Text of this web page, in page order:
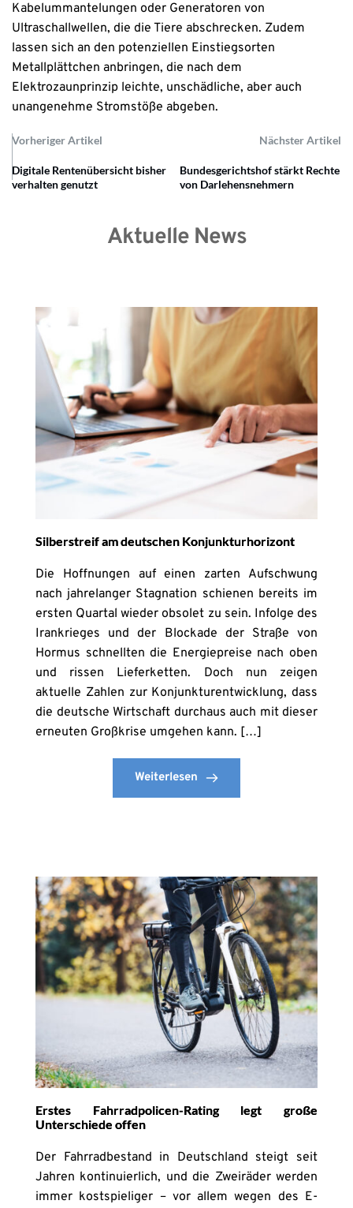
Kabelummantelungen oder Generatoren von
Ultraschallwellen, die die Tiere abschrecken. Zudem
lassen sich an den potenziellen Einstiegsorten
Metallplättchen anbringen, die nach dem
Elektrozaunprinzip leichte, unschädliche, aber auch
unangenehme Stromstöße abgeben.
Vorheriger Artikel Nächster Artikel
Digitale Rentenübersicht bisher
verhalten genutzt
Bundesgerichtshof stärkt Rechte
von Darlehensnehmern
Aktuelle News
Silberstreif am deutschen Konjunkturhorizont
Die Hoffnungen auf einen zarten Aufschwung
nach jahrelanger Stagnation schienen bereits im
ersten Quartal wieder obsolet zu sein. Infolge des
Irankrieges und der Blockade der Straße von
Hormus schnellten die Energiepreise nach oben
und rissen Lieferketten. Doch nun zeigen
aktuelle Zahlen zur Konjunkturentwicklung, dass
die deutsche Wirtschaft durchaus auch mit dieser
erneuten Großkrise umgehen kann. […]
Weiterlesen
Erstes Fahrradpolicen-Rating legt große
Unterschiede offen
Der Fahrradbestand in Deutschland steigt seit
Jahren kontinuierlich, und die Zweiräder werden
immer kostspieliger – vor allem wegen des E-